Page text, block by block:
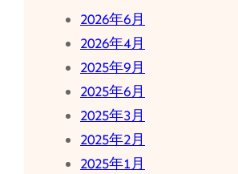
2026年6月
2026年4月
2025年9月
2025年6月
2025年3月
2025年2月
2025年1月